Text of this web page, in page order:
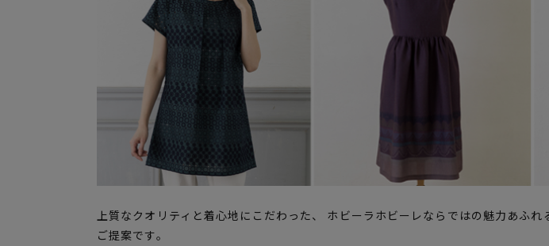
上質なクオリティと着心地にこだわった、 ホビーラホビーレならではの魅力あふ
ご提案です。